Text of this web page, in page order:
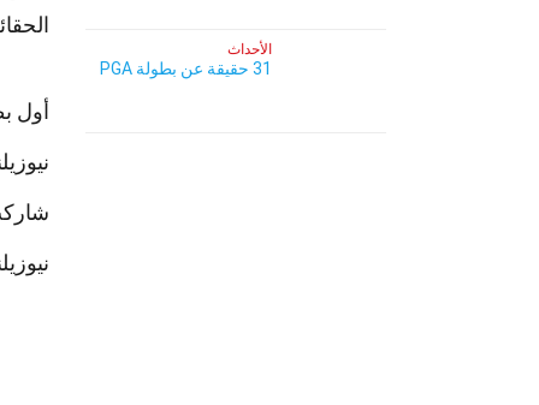
أول
شاركت 16 فريقًا فقط في
الأحداث
31 حقيقة عن بطولة PGA